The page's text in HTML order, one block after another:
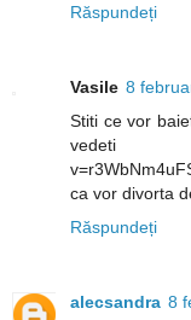
Răspundeți
Vasile 8
Stiti ce vor
vedeti
ca vor divorta
Răspundeți
alecsandra 8